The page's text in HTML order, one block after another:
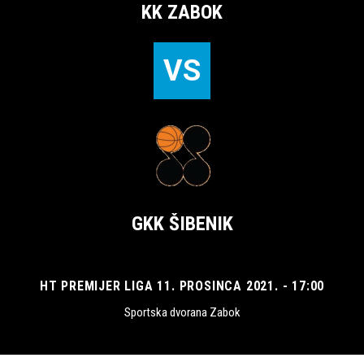
KK ZABOK
VS
GKK ŠIBENIK
HT PREMIJER LIGA 11. PROSINCA 2021. - 17:00
Sportska dvorana Zabok